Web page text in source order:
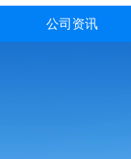
公司资讯